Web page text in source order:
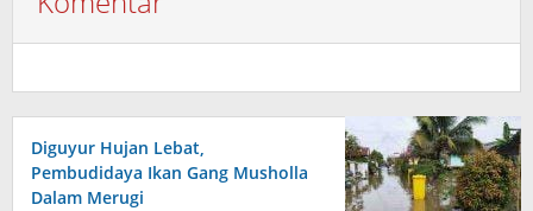
Diguyur Hujan Lebat,
Pembudidaya Ikan Gang Musholla
Dalam Merugi